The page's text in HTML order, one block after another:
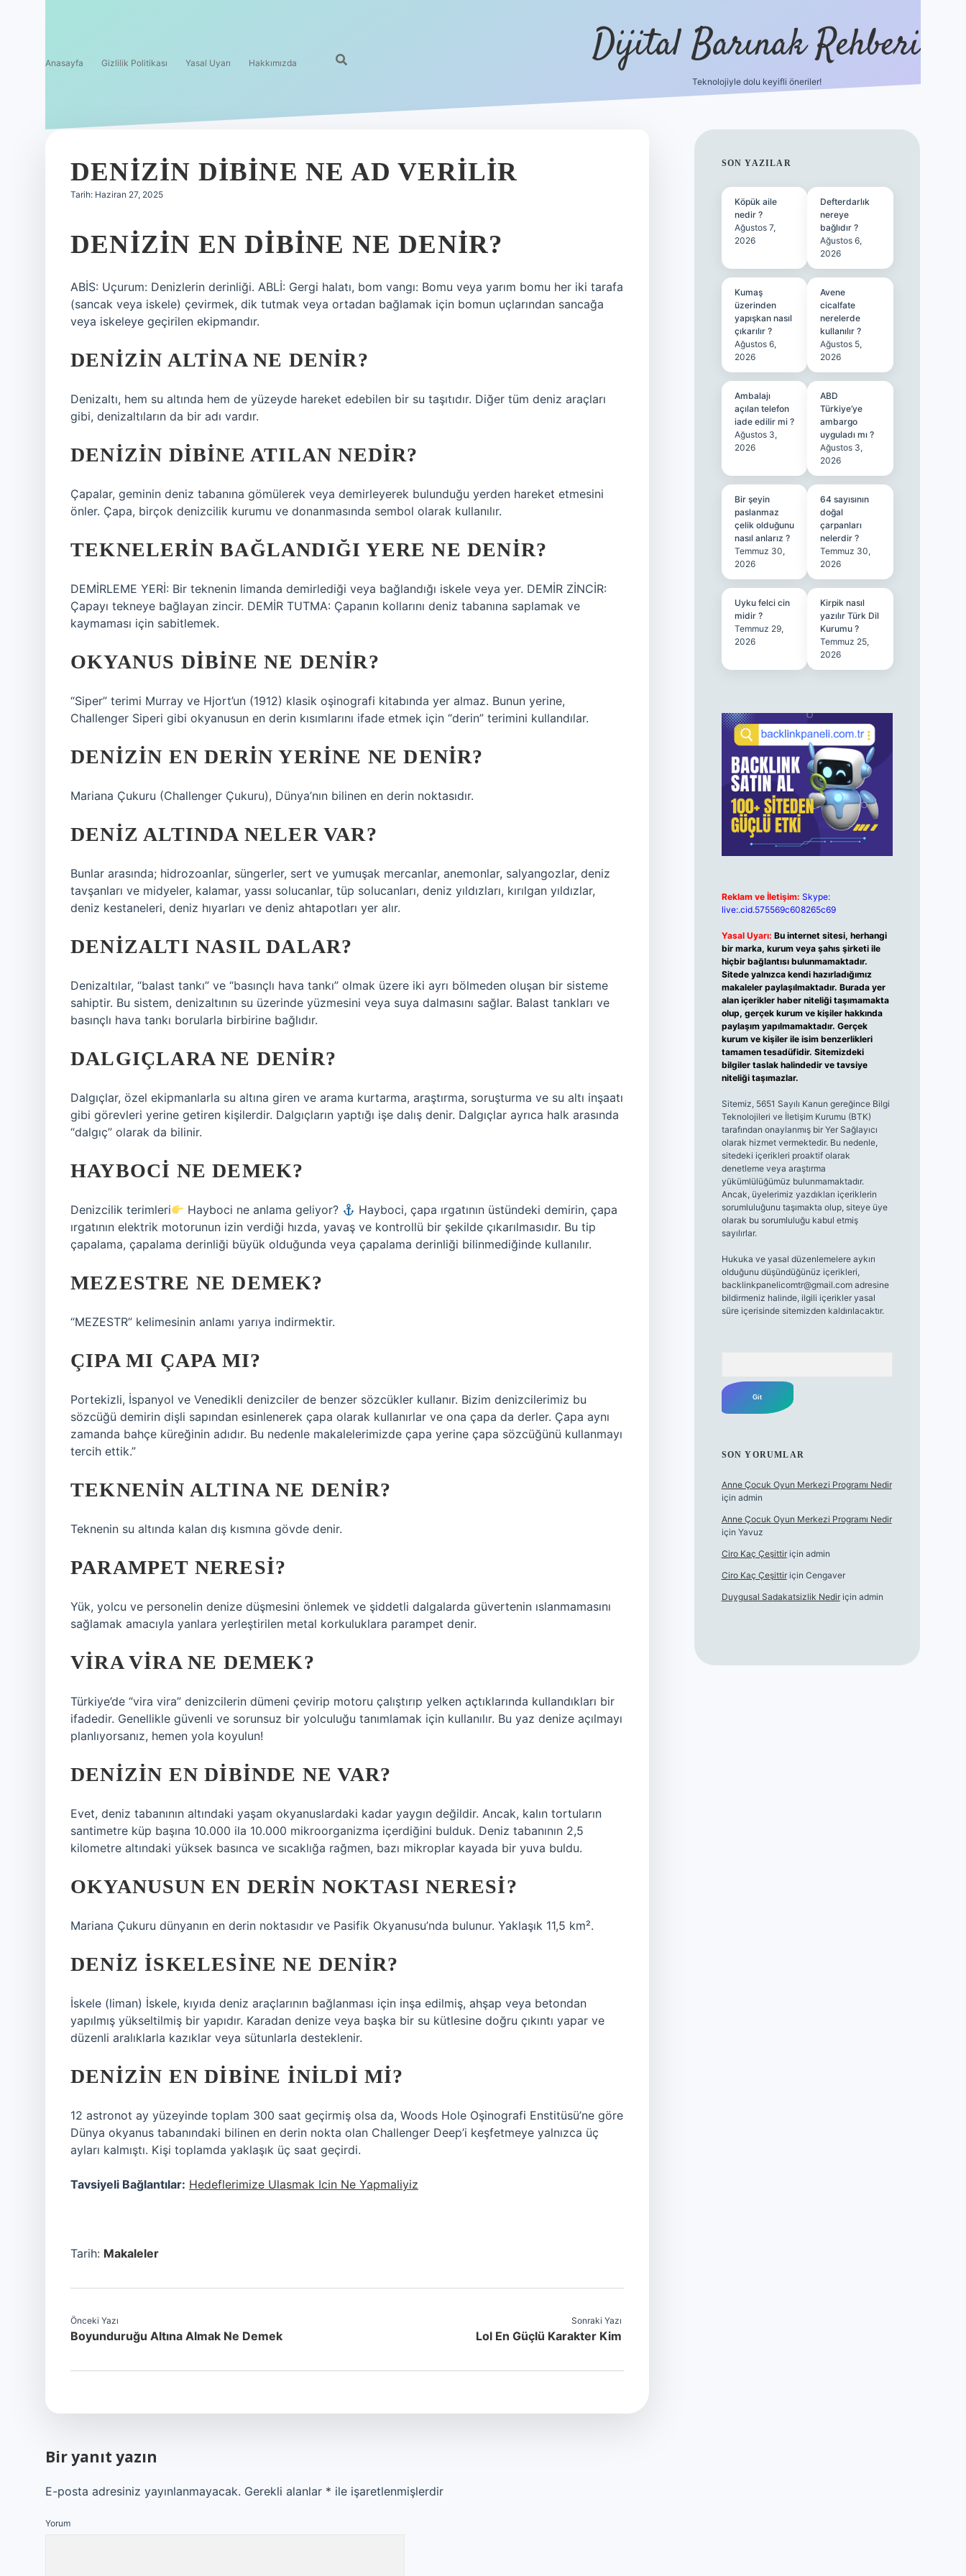
Anasayfa Gizlilik Politikası Yasal Uyarı Hakkımızda Dijital Barınak Rehberi
Teknolojiyle dolu keyifli öneriler!
DENIZIN DIBINE NE AD VERILIR
Tarih: Haziran 27, 2025
DENIZIN EN DIBINE NE DENIR?
ABİS: Uçurum: Denizlerin derinliği. ABLİ: Gergi halatı, bom vangı: Bomu veya yarım bomu her iki tarafa
(sancak veya iskele) çevirmek, dik tutmak veya ortadan bağlamak için bomun uçlarından sancağa
veya iskeleye geçirilen ekipmandır.
DENIZIN ALTINA NE DENIR?
Denizaltı, hem su altında hem de yüzeyde hareket edebilen bir su taşıtıdır. Diğer tüm deniz araçları
gibi, denizaltıların da bir adı vardır.
DENIZIN DIBINE ATILAN NEDIR?
Çapalar, geminin deniz tabanına gömülerek veya demirleyerek bulunduğu yerden hareket etmesini
önler. Çapa, birçok denizcilik kurumu ve donanmasında sembol olarak kullanılır.
TEKNELERIN BAĞLANDIĞI YERE NE DENIR?
DEMİRLEME YERİ: Bir teknenin limanda demirlediği veya bağlandığı iskele veya yer. DEMİR ZİNCİR:
Çapayı tekneye bağlayan zincir. DEMİR TUTMA: Çapanın kollarını deniz tabanına saplamak ve
kaymaması için sabitlemek.
OKYANUS DIBINE NE DENIR?
“Siper” terimi Murray ve Hjort’un (1912) klasik oşinografi kitabında yer almaz. Bunun yerine,
Challenger Siperi gibi okyanusun en derin kısımlarını ifade etmek için “derin” terimini kullandılar.
DENIZIN EN DERIN YERINE NE DENIR?
Mariana Çukuru (Challenger Çukuru), Dünya’nın bilinen en derin noktasıdır.
DENIZ ALTINDA NELER VAR?
Bunlar arasında; hidrozoanlar, süngerler, sert ve yumuşak mercanlar, anemonlar, salyangozlar, deniz
tavşanları ve midyeler, kalamar, yassı solucanlar, tüp solucanları, deniz yıldızları, kırılgan yıldızlar,
deniz kestaneleri, deniz hıyarları ve deniz ahtapotları yer alır.
DENIZALTI NASIL DALAR?
Denizaltılar, “balast tankı” ve “basınçlı hava tankı” olmak üzere iki ayrı bölmeden oluşan bir sisteme
sahiptir. Bu sistem, denizaltının su üzerinde yüzmesini veya suya dalmasını sağlar. Balast tankları ve
basınçlı hava tankı borularla birbirine bağlıdır.
DALGIÇLARA NE DENIR?
Dalgıçlar, özel ekipmanlarla su altına giren ve arama kurtarma, araştırma, soruşturma ve su altı inşaatı
gibi görevleri yerine getiren kişilerdir. Dalgıçların yaptığı işe dalış denir. Dalgıçlar ayrıca halk arasında
“dalgıç” olarak da bilinir.
HAYBOCI NE DEMEK?
Denizcilik terimleri Hayboci ne anlama geliyor?
Hayboci, çapa ırgatının üstündeki demirin, çapa
ırgatının elektrik motorunun izin verdiği hızda, yavaş ve kontrollü bir şekilde çıkarılmasıdır. Bu tip
çapalama, çapalama derinliği büyük olduğunda veya çapalama derinliği bilinmediğinde kullanılır.
MEZESTRE NE DEMEK?
“MEZESTR” kelimesinin anlamı yarıya indirmektir.
ÇIPA MI ÇAPA MI?
Portekizli, İspanyol ve Venedikli denizciler de benzer sözcükler kullanır. Bizim denizcilerimiz bu
sözcüğü demirin dişli sapından esinlenerek çapa olarak kullanırlar ve ona çapa da derler. Çapa aynı
zamanda bahçe küreğinin adıdır. Bu nedenle makalelerimizde çapa yerine çapa sözcüğünü kullanmayı
tercih ettik.”
TEKNENIN ALTINA NE DENIR?
Teknenin su altında kalan dış kısmına gövde denir.
PARAMPET NERESI?
Yük, yolcu ve personelin denize düşmesini önlemek ve şiddetli dalgalarda güvertenin ıslanmamasını
sağlamak amacıyla yanlara yerleştirilen metal korkuluklara parampet denir.
VIRA VIRA NE DEMEK?
Türkiye’de “vira vira” denizcilerin dümeni çevirip motoru çalıştırıp yelken açtıklarında kullandıkları bir
ifadedir. Genellikle güvenli ve sorunsuz bir yolculuğu tanımlamak için kullanılır. Bu yaz denize açılmayı
planlıyorsanız, hemen yola koyulun!
DENIZIN EN DIBINDE NE VAR?
Evet, deniz tabanının altındaki yaşam okyanuslardaki kadar yaygın değildir. Ancak, kalın tortuların
santimetre küp başına 10.000 ila 10.000 mikroorganizma içerdiğini bulduk. Deniz tabanının 2,5
kilometre altındaki yüksek basınca ve sıcaklığa rağmen, bazı mikroplar kayada bir yuva buldu.
OKYANUSUN EN DERIN NOKTASI NERESI?
Mariana Çukuru dünyanın en derin noktasıdır ve Pasifik Okyanusu’nda bulunur. Yaklaşık 11,5 km².
DENIZ ISKELESINE NE DENIR?
İskele (liman) İskele, kıyıda deniz araçlarının bağlanması için inşa edilmiş, ahşap veya betondan
yapılmış yükseltilmiş bir yapıdır. Karadan denize veya başka bir su kütlesine doğru çıkıntı yapar ve
düzenli aralıklarla kazıklar veya sütunlarla desteklenir.
DENIZIN EN DIBINE INILDI MI?
12 astronot ay yüzeyinde toplam 300 saat geçirmiş olsa da, Woods Hole Oşinografi Enstitüsü’ne göre
Dünya okyanus tabanındaki bilinen en derin nokta olan Challenger Deep’i keşfetmeye yalnızca üç
ayları kalmıştı. Kişi toplamda yaklaşık üç saat geçirdi.
Tavsiyeli Bağlantılar: Hedeflerimize Ulasmak Icin Ne Yapmaliyiz
Tarih: Makaleler
Önceki Yazı
Boyunduruğu Altına Almak Ne Demek
Sonraki Yazı
Lol En Güçlü Karakter Kim
Bir yanıt yazın
E-posta adresiniz yayınlanmayacak. Gerekli alanlar * ile işaretlenmişlerdir
Yorum
SIDEBAR
SON YAZILAR
Köpük aile
nedir ?
Ağustos 7,
2026
Defterdarlık
nereye
bağlıdır ?
Ağustos 6,
2026
Kumaş
üzerinden
yapışkan nasıl
çıkarılır ?
Ağustos 6,
2026
Avene
cicalfate
nerelerde
kullanılır ?
Ağustos 5,
2026
Ambalajı
açılan telefon
iade edilir mi ?
Ağustos 3,
2026
ABD
Türkiye’ye
ambargo
uyguladı mı ?
Ağustos 3,
2026
Bir şeyin
paslanmaz
çelik olduğunu
nasıl anlarız ?
Temmuz 30,
2026
64 sayısının
doğal
çarpanları
nelerdir ?
Temmuz 30,
2026
Uyku felci cin
midir ?
Temmuz 29,
2026
Kirpik nasıl
yazılır Türk Dil
Kurumu ?
Temmuz 25,
2026
Reklam ve İletişim: Skype:
live:.cid.575569c608265c69
Yasal Uyarı: Bu internet sitesi, herhangi
bir marka, kurum veya şahıs şirketi ile
hiçbir bağlantısı bulunmamaktadır.
Sitede yalnızca kendi hazırladığımız
makaleler paylaşılmaktadır. Burada yer
alan içerikler haber niteliği taşımamakta
olup, gerçek kurum ve kişiler hakkında
paylaşım yapılmamaktadır. Gerçek
kurum ve kişiler ile isim benzerlikleri
tamamen tesadüfidir. Sitemizdeki
bilgiler taslak halindedir ve tavsiye
niteliği taşımazlar.
Sitemiz, 5651 Sayılı Kanun gereğince Bilgi
Teknolojileri ve İletişim Kurumu (BTK)
tarafından onaylanmış bir Yer Sağlayıcı
olarak hizmet vermektedir. Bu nedenle,
sitedeki içerikleri proaktif olarak
denetleme veya araştırma
yükümlülüğümüz bulunmamaktadır.
Ancak, üyelerimiz yazdıkları içeriklerin
sorumluluğunu taşımakta olup, siteye üye
olarak bu sorumluluğu kabul etmiş
sayılırlar.
Hukuka ve yasal düzenlemelere aykırı
olduğunu düşündüğünüz içerikleri,
backlinkpanelicomtr@gmail.comadresine
bildirmeniz halinde, ilgili içerikler yasal
süre içerisinde sitemizden kaldırılacaktır.
SON YORUMLAR
Anne Çocuk Oyun Merkezi Programı Nedir
için admin
Anne Çocuk Oyun Merkezi Programı Nedir
için Yavuz
Ciro Kaç Çeşittiriçin admin
Ciro Kaç Çeşittiriçin Cengaver
Duygusal Sadakatsizlik Nediriçin admin
hiltonbet güncel giriş